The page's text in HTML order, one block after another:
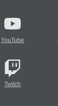
YouTube
Twitch